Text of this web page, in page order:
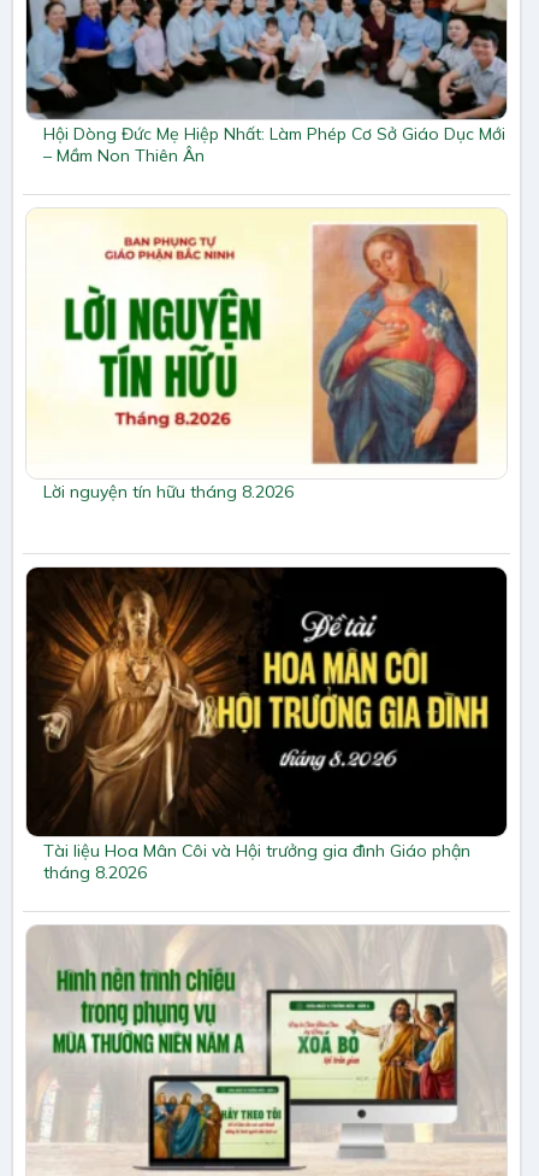
Hội Dòng Đức Mẹ Hiệp Nhất: Làm Phép Cơ Sở Giáo Dục Mới
– Mầm Non Thiên Ân
Lời nguyện tín hữu tháng 8.2026
Tài liệu Hoa Mân Côi và Hội trưởng gia đình Giáo phận
tháng 8.2026